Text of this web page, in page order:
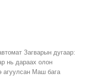
Загварын дугаар:
нь дараах олон
агуулсан Маш бага